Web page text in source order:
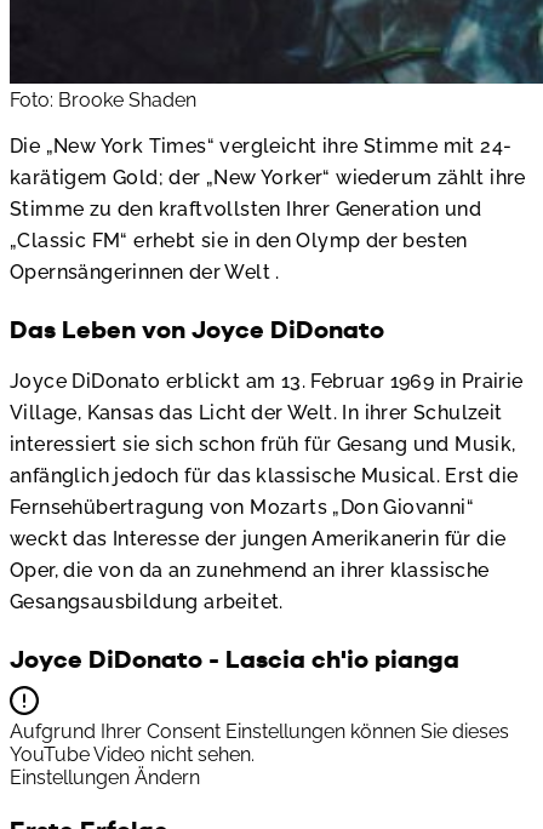
Foto: Brooke Shaden
Die „New York Times“ vergleicht ihre Stimme mit 24-
karätigem Gold; der „New Yorker“ wiederum zählt ihre
Stimme zu den kraftvollsten Ihrer Generation und
„Classic FM“ erhebt sie in den Olymp der besten
Opernsängerinnen der Welt .
Das Leben von Joyce DiDonato
Joyce DiDonato erblickt am 13. Februar 1969 in Prairie
Village, Kansas das Licht der Welt. In ihrer Schulzeit
interessiert sie sich schon früh für Gesang und Musik,
anfänglich jedoch für das klassische Musical. Erst die
Fernsehübertragung von Mozarts „Don Giovanni“
weckt das Interesse der jungen Amerikanerin für die
Oper, die von da an zunehmend an ihrer klassische
Gesangsausbildung arbeitet.
Joyce DiDonato - Lascia ch'io pianga
Aufgrund Ihrer Consent Einstellungen können Sie dieses
YouTube Video nicht sehen.
Einstellungen Ändern